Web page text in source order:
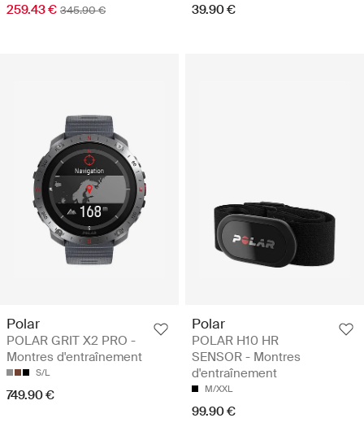
259.43 € 345.90 € 39.90 €
Polar
POLAR GRIT X2 PRO -
Montres d'entraînement
S/L
749.90 €
Polar
POLAR H10 HR
SENSOR - Montres
d'entraînement
M/XXL
99.90 €